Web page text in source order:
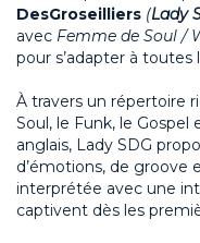
DesGroseilliers (Lady
avec Femme de Soul /
pour s’adapter à toutes
À travers un répertoire
Soul, le Funk, le
anglais, Lady SDG
d’émotions, de groove
interprétée avec une
captivent dès les